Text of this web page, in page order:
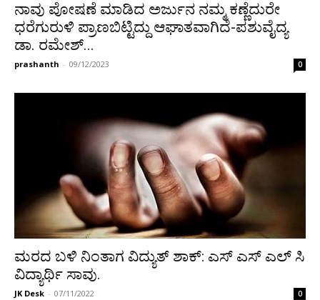
ನಾವು ಪೋಷಣೆ ಮಾಡಿದ ಅರ್ಜುನ ನಮ್ಮ ಕಣ್ಣೆದುರೇ
ಧರೆಗುರುಳಿ ಪ್ರಾಣಬಿಟ್ಟಿದ್ದು ಆಘಾತವಾಗಿದೆ-ಪಶುವೈದ್ಯ
ಡಾ. ರಮೇಶ್...
prashanth - 09/12/2023 0
ಮರದ ಬಳಿ ನಿಂತಾಗ ವಿದ್ಯುತ್ ಶಾಕ್: ಎಸ್ ಎಸ್ ಎಲ್ ಸಿ
ವಿದ್ಯಾರ್ಥಿ ಸಾವು.
JK Desk - 07/11/2022 0